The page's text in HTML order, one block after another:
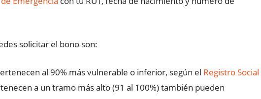
solicitar el bono son:
al 90% más vulnerable o inferior, según el Registro Social
a un tramo más alto (91 al 100%) también pueden